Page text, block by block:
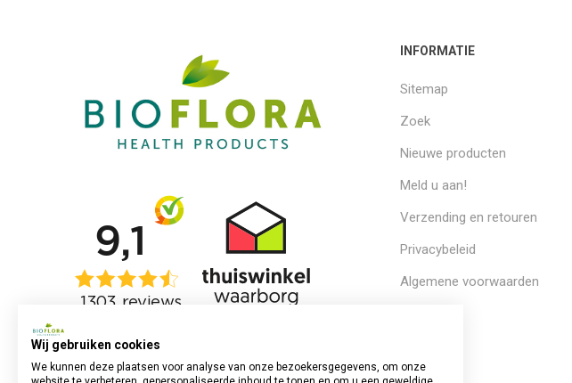
INFORMATIE
Sitemap
Zoek
Nieuwe producten
Meld u aan!
Verzending en retouren
Privacybeleid
Algemene voorwaarden
Wij gebruiken cookies
We kunnen deze plaatsen voor analyse van onze bezoekersgegevens, om onze